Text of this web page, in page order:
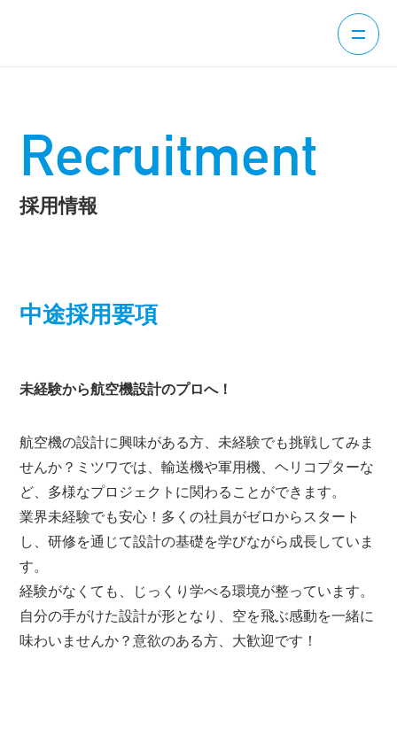
Recruitment
採用情報
中途採用要項
未経験から航空機設計のプロへ！
航空機の設計に興味がある方、未経験でも挑戦してみま
せんか？ミツワでは、輸送機や軍用機、ヘリコプターな
ど、多様なプロジェクトに関わることができます。
業界未経験でも安心！多くの社員がゼロからスタート
し、研修を通じて設計の基礎を学びながら成長していま
す。
経験がなくても、じっくり学べる環境が整っています。
自分の手がけた設計が形となり、空を飛ぶ感動を一緒に
味わいませんか？意欲のある方、大歓迎です！